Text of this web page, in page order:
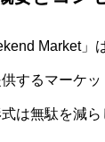
Market
するマーケ
は無駄を減